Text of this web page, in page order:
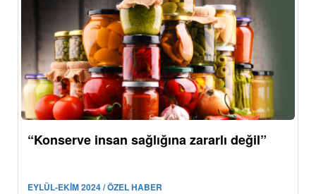
“Konserve insan sağlığına zararlı değil”
EYLÜL-EKİM 2024 / ÖZEL HABER